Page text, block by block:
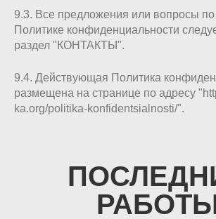
9.3. Все предложения или вопросы
Политике конфиденциальности
раздел "КОНТАКТЫ".
9.4. Действующая Политика
размещена на странице по адресу
ka.org/politika-konfidentsialnosti/".